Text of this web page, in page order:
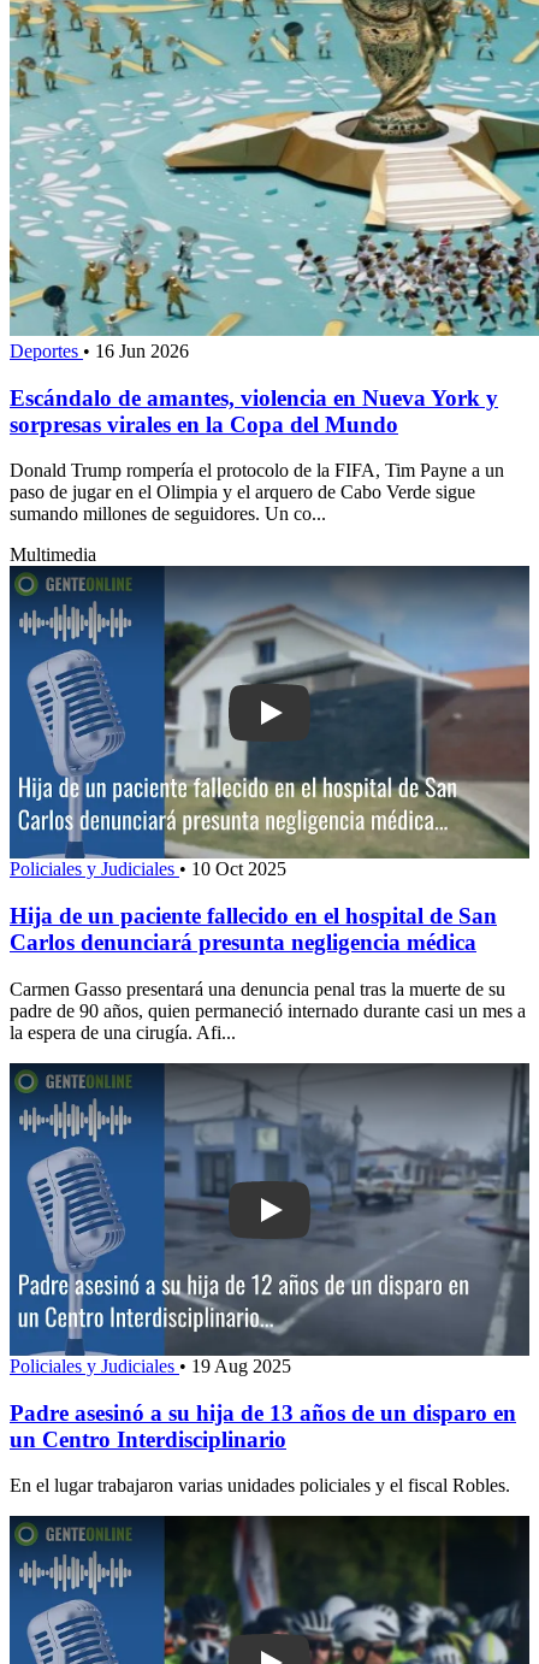
Deportes • 16 Jun 2026
Escándalo de amantes, violencia en Nueva York y
sorpresas virales en la Copa del Mundo
Donald Trump rompería el protocolo de la FIFA, Tim Payne a un
paso de jugar en el Olimpia y el arquero de Cabo Verde sigue
sumando millones de seguidores. Un co...
Multimedia
Play: Hija de un paciente fallecido en
Policiales y Judiciales • 10 Oct 2025
Hija de un paciente fallecido en el hospital de San
Carlos denunciará presunta negligencia médica
Carmen Gasso presentará una denuncia penal tras la muerte de su
padre de 90 años, quien permaneció internado durante casi un mes a
la espera de una cirugía. Afi...
Play: Padre asesinó a su hija de 13
Policiales y Judiciales • 19 Aug 2025
Padre asesinó a su hija de 13 años de un disparo en
un Centro Interdisciplinario
En el lugar trabajaron varias unidades policiales y el fiscal Robles.